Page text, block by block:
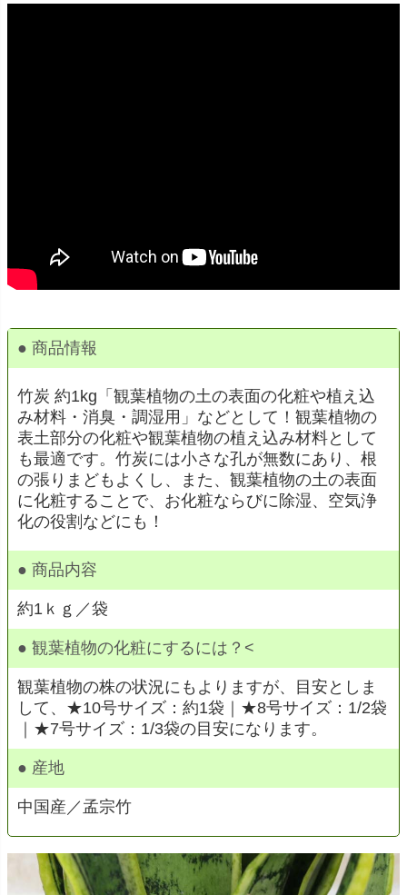
● 商品情報
竹炭 約1kg「観葉植物の土の表面の化粧や植え込
み材料・消臭・調湿用」などとして！観葉植物の
表土部分の化粧や観葉植物の植え込み材料として
も最適です。竹炭には小さな孔が無数にあり、根
の張りまどもよくし、また、観葉植物の土の表面
に化粧することで、お化粧ならびに除湿、空気浄
化の役割などにも！
● 商品内容
約1ｋｇ／袋
● 観葉植物の化粧にするには？<
観葉植物の株の状況にもよりますが、目安としま
して、★10号サイズ：約1袋｜★8号サイズ：1/2袋
｜★7号サイズ：1/3袋の目安になります。
● 産地
中国産／孟宗竹